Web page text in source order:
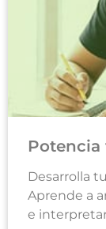
Desarrolla
Aprende a
e